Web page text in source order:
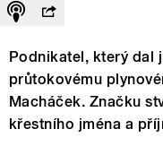
Podnikatel, který dal
průtokovému
Macháček. Značku
křestního jména a